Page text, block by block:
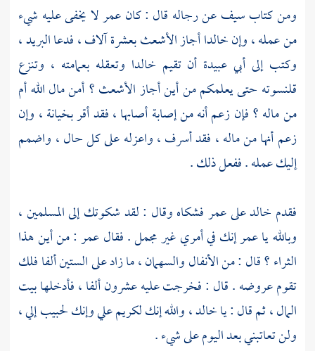
ومن كتابسيفعن رجاله قال : كانعمرلا يخفى عليه شيء
من عمله ، وإنخالداأجازالأشعثبعشرة آلاف ، فدعا البريد ،
وكتب إلى أبي عبيدة أن تقيم خالدا وتعقله بعمامته ، وتنزع
قلنسوته حتى يعلمكم من أين أجازالأشعث؟ أمن مال الله أم
من ماله ؟ فإن زعم أنه من إصابة أصابها ، فقد أقر بخيانة ، وإن
زعم أنها من ماله ، فقد أسرف ، واعزله على كل حال ، واضمم
إليك عمله . ففعل ذلك .
فقدم خالدعلىعمرفشكاه وقال : لقد شكوتك إلى المسلمين ،
وبالله ياعمرإنك في أمري غير مجمل . فقالعمر: من أين هذا
الثراء ؟ قال : من الأنفال والسهمان ، ما زاد على الستين ألفا فلك
تقوم عروضه . قال : فخرجت عليه عشرون ألفا ، فأدخلها بيت
المال ، ثم قال : ياخالد، والله إنك لكريم علي وإنك لحبيب إلي ،
ولن تعاتبني بعد اليوم على شيء .